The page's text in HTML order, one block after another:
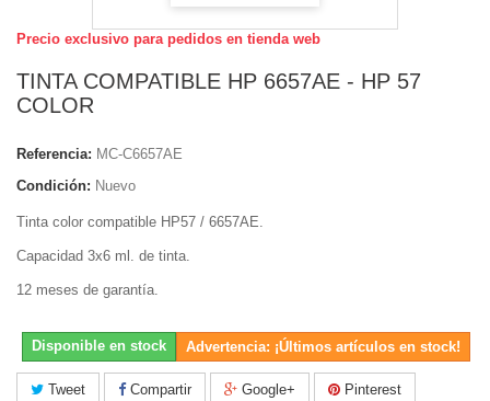
Precio exclusivo para pedidos en tienda web
TINTA COMPATIBLE HP 6657AE - HP 57
COLOR
Referencia: MC-C6657AE
Condición: Nuevo
Tinta color compatible HP57 / 6657AE.
Capacidad 3x6 ml. de tinta.
12 meses de garantía.
Disponible en stock Advertencia: ¡Últimos artículos en stock!
Tweet Compartir Google+ Pinterest